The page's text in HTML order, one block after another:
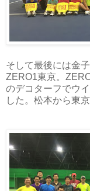
そして最後には金
ZERO1東京。
のデコターフでウ
した。松本から東